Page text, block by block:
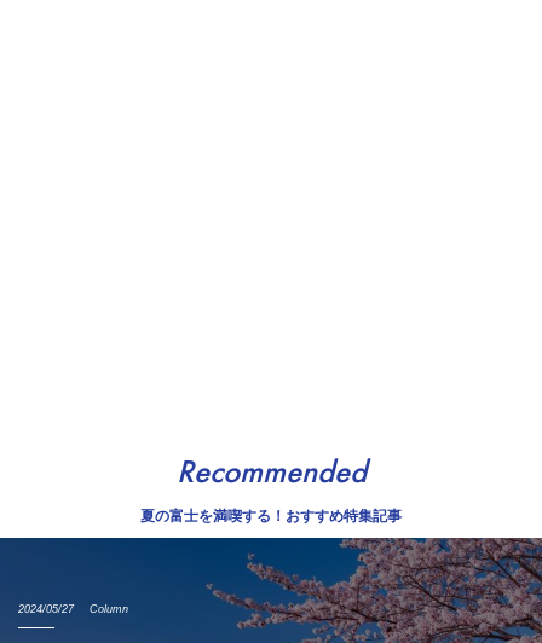
Recommended
夏の富士を満喫する！おすすめ特集記事
2024/05/27 Column